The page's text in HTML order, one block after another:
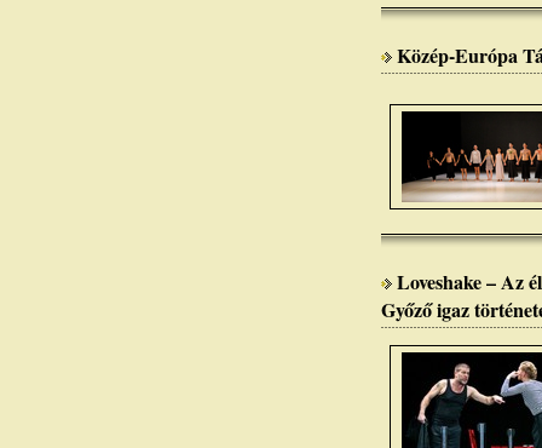
Közép-Európa
Loveshake – Az
Győző igaz